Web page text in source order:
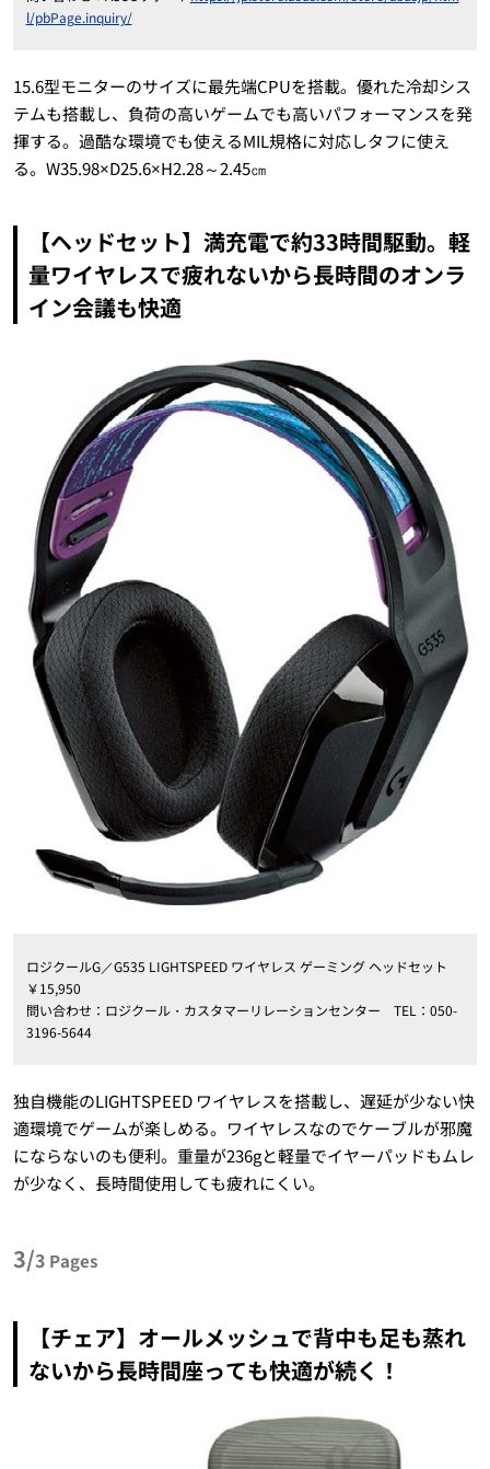
l/pbPage.inquiry/
15.6型モニターのサイズに最先端CPUを搭載。優れた冷却シス
テムも搭載し、負荷の高いゲームでも高いパフォーマンスを発
揮する。過酷な環境でも使えるMIL規格に対応しタフに使え
る。 W35.98×D25.6×H2.28～2.45㎝
【ヘッドセット】満充電で約33時間駆動。軽
量ワイヤレスで疲れないから長時間のオンラ
イン会議も快適
ロジクールG／G535 LIGHTSPEED ワイヤレス ゲーミング ヘッドセット
￥15,950
問い合わせ：ロジクール・カスタマーリレーションセンター TEL ： 050-
3196-5644
独自機能のLIGHTSPEED ワイヤレスを搭載し、遅延が少ない快
適環境でゲームが楽しめる。ワイヤレスなのでケーブルが邪魔
にならないのも便利。重量が236gと軽量でイヤーパッドもムレ
が少なく、長時間使用しても疲れにくい。
3/3 Pages
【チェア】オールメッシュで背中も足も蒸れ
ないから長時間座っても快適が続く！